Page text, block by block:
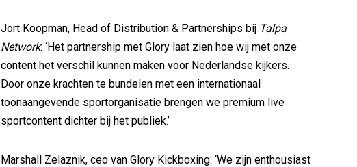
Jort Koopman, Head of Distribution & Partnerships bij Talpa
Network: ‘Het partnership met Glory laat zien hoe wij met onze
content het verschil kunnen maken voor Nederlandse kijkers.
Door onze krachten te bundelen met een internationaal
toonaangevende sportorganisatie brengen we premium live
sportcontent dichter bij het publiek.’
Marshall Zelaznik, ceo van Glory Kickboxing: ‘We zijn enthousiast